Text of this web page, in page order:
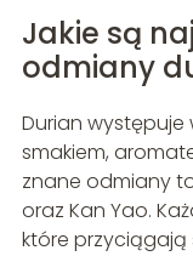
Jakie są
odmiany
Durian występuje
smakiem,
znane odmiany
oraz Kan Yao.
które przyciągają